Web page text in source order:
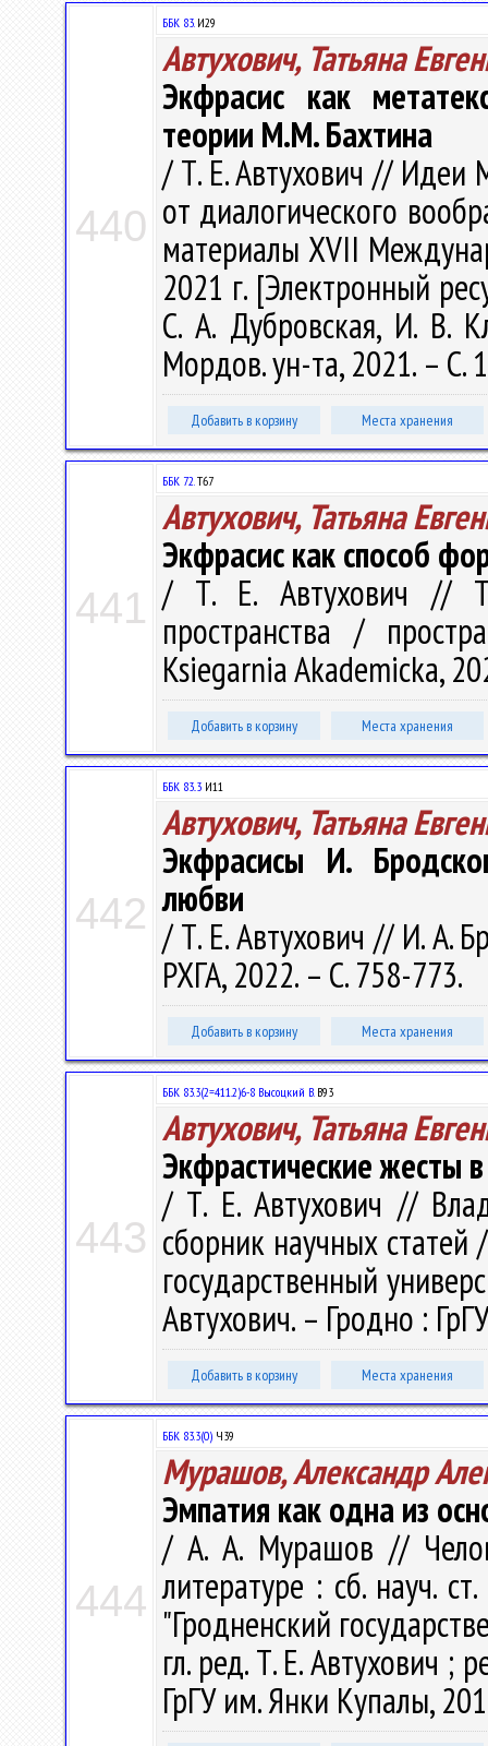
440
ББК 83.И29
Автухович, Татьяна
Экфрасис как
теории М.М. Бахтина
/ Т. Е. Автухович // Идеи
от диалогического
материалы XVII
2021 г. [Электронный
С. А. Дубровская, И. В.
Мордов. ун-та, 2021. – С.
Добавить в корзину Места хранения
441
ББК 72.T67
Автухович, Татьяна
Экфрасис как способ
/ Т. Е. Автухович //
пространства /
Ksiegarnia Akademicka,
Добавить в корзину Места хранения
442
ББК 83..3 И11
Автухович, Татьяна
Экфрасисы И.
любви
/ Т. Е. Автухович // И. А.
РХГА, 2022. – С. 758-773.
Добавить в корзину Места хранения
443
ББК 83.3(2=411.2)6-8 Высоцкий В.В93
Автухович, Татьяна
Экфрастические жесты
/ Т. Е. Автухович //
сборник научных
государственный
Автухович. – Гродно :
Добавить в корзину Места хранения
444
ББК 83.3(0) Ч39
Мурашов, Александр
Эмпатия как одна из
/ А. А. Мурашов //
литературе : сб. науч.
"Гродненский
гл. ред. Т. Е. Автухович ;
ГрГУ им. Янки Купалы,